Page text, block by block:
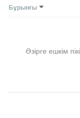
Бұрынғы
Әзірге ешкім